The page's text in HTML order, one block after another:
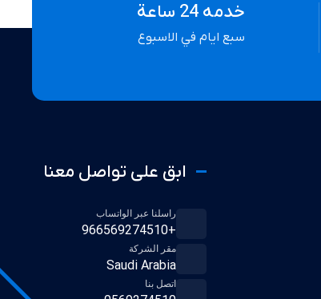
خدمه 24 ساعة
سبع ايام في الاسبوع
ابق على تواصل معنا
راسلنا عبر الواتساب
+966569274510
مقر الشركة
Saudi Arabia
اتصل بنا